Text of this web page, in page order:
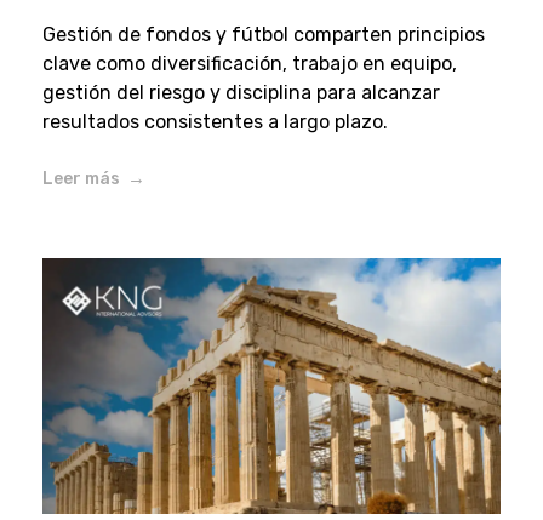
Gestión de fondos y fútbol comparten principios
clave como diversificación, trabajo en equipo,
gestión del riesgo y disciplina para alcanzar
resultados consistentes a largo plazo.
Leer más